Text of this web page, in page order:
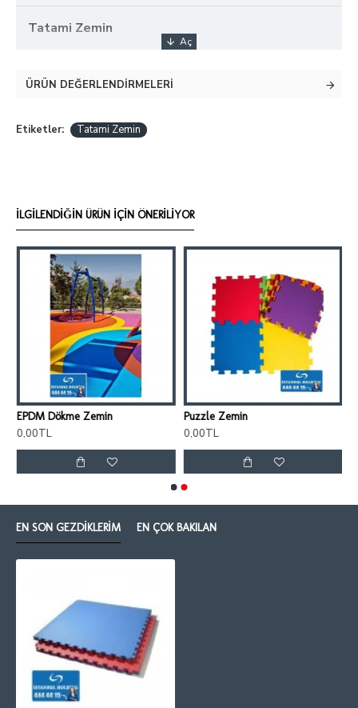
Tatami Zemin
ÜRÜN DEĞERLENDIRMELERI
Etiketler: Tatami Zemin
İLGILENDIĞIN ÜRÜN İÇIN ÖNERILIYOR
EPDM Dökme Zemin
0,00TL
Puzzle Zemin
0,00TL
EN SON GEZDIKLERIM EN ÇOK BAKILAN